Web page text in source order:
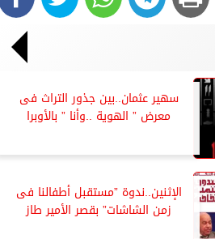
سهير عثمان..بين جذور التراث فى
معرض ” الهوية ..وأنا ” بالأوبرا
الإثنين..ندوة ”مستقبل أطفالنا فى
زمن الشاشات” بقصر الأمير طاز